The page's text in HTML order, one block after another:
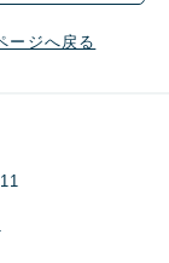
ージへ戻る